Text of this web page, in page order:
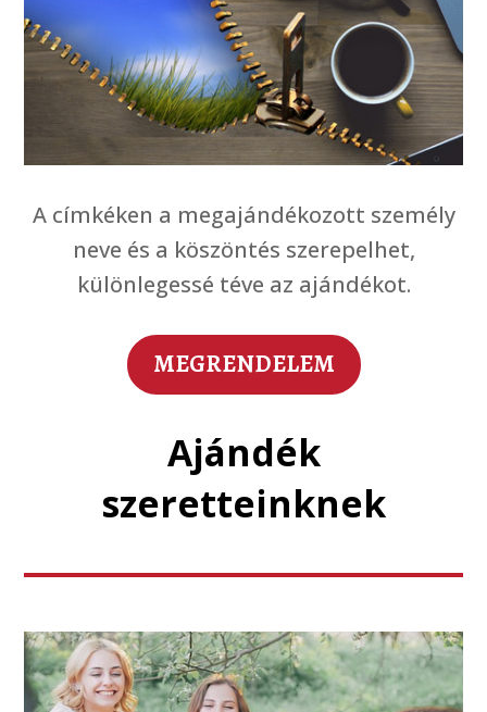
A címkéken a megajándékozott személy
neve és a köszöntés szerepelhet,
különlegessé téve az ajándékot.
MEGRENDELEM
Ajándék
szeretteinknek